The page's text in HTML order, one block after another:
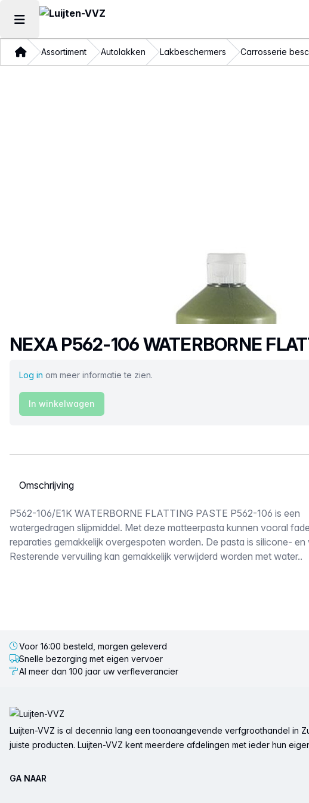
Hoofdmenu openen
ThuisAssortiment Autolakken Lakbeschermers Carrosserie
Productnaam
NEXA P562-106 WATERBORNE
Log in om meer informatie te zien.
In winkelwagen
Selecteer een tabblad
Omschrijving
P562-106/E1K WATERBORNE FLATTING PASTE P562-106 is een
watergedragen slijpmiddel. Met deze matteerpasta kunnen vooral
reparaties gemakkelijk overgespoten worden. De pasta is silicone- en
Resterende vervuiling kan gemakkelijk verwijderd worden met water..
Voor 16:00 besteld, morgen geleverd
Snelle bezorging met eigen vervoer
Al meer dan 100 jaar uw verfleverancier
Luijten-VVZ is al decennia lang een toonaangevende verfgroothandel in
juiste producten. Luijten-VVZ kent meerdere afdelingen met ieder hun
GA NAAR